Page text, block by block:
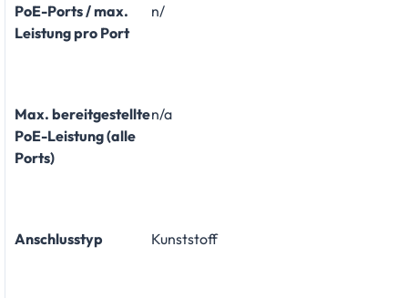
PoE-Ports / max.
Leistung pro Port
n/
Max. bereitgestellte
PoE-Leistung (alle
Ports)
n/a
Anschlusstyp Kunststoff